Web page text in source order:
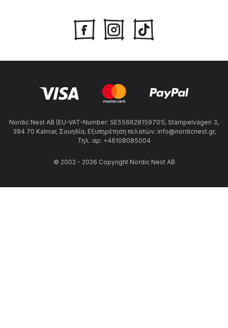
Nordic Nest AB (EU-VAT-Number: SE556628159701), Stämpelvägen 3,
394 70 Kalmar, Σουηδία, Εξυπηρέτηση πελατών: info@nordicnest.gr,
Τηλ. αρ: +46108085004
© 2002 - 2026 Copyright Nordic Nest AB